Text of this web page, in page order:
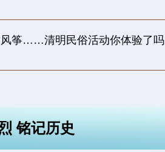
筝……清明民俗活动你体验了
铭记历史